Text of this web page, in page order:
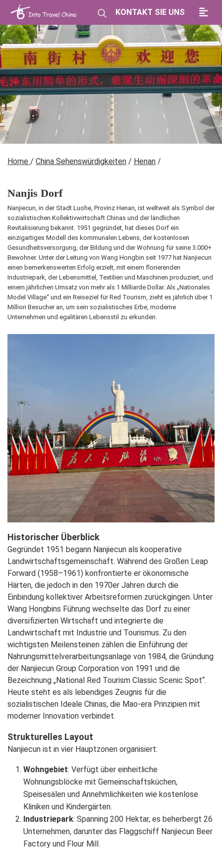
KONTAKT SIE UNS
Home / China Sehenswürdigkeiten / Henan /
Nanjis Dorf
Nanjiecun, in der Stadt Luohe, Provinz Henan, ist weltweit als Symbol der
sozialistischen Kollektivwirtschaft Chinas und der ländlichen
Revitalisierung bekannt. 1951 gegründet, hat dieses Dorf ein
einzigartiges Modell des kommunalen Lebens, der kostenlosen
Gesundheitsversorgung, der Bildung und der Wohnung für seine 3.000+
Bewohner. Unter der Leitung von Wang Hongbin seit 1977 hat Nanjiecun
einen bemerkenswerten Erfolg erzielt, mit einem florierenden
Industriepark, der Lebensmittel, Textilien und Maschinen produziert, und
einem jährlichen Umsatz von mehr als 1 Milliarde Dollar. Als „Nationales
Model Village“ und ein Reiseziel für Red Tourism, zieht es jährlich über 1
Million Besucher an, um sein sozialistisches Erbe, moderne
Unternehmen und egalitären Lebensstil zu erkunden.
Historischer Überblick
Gegründet 1951 begann Nanjiecun als kooperative
Landwirtschaftsgemeinschaft. Während des Großen Leap
Forward (1958–1961) konfrontierte er ökonomische
Härten, die jedoch in den 1970er Jahren durch die
Einbindung kollektiver Arbeitsreformen zurückgingen. Unter
Wang Hongbins Führung wechselte das Dorf zu einer
diversifizierten Wirtschaft und integrierte die
Landwirtschaft mit Industrie und Tourismus. Zu den
wichtigsten Meilensteinen zählen die Einführung der
Nahrungsmittelverarbeitungsanlage von 1984, die Gründung
der Nanjiecun Group Corporation von 1991 und die
Bezeichnung „National Red Tourism Classic Scenic Spot“.
Heute steht es als lebendiges Zeugnis für die
sozialistischen Ideale Chinas, die Mao-era Prinzipien mit
moderner Innovation verbindet.
Strukturelles Layout
Nanjiecun ist in vier Hauptzonen organisiert:
Wohngebiet: Verfügt über einheitliche
Wohnungsblöcke mit Gemeinschaftsküchen,
Speisesälen und Annehmlichkeiten wie kostenlose
Kliniken und Kindergärten.
Industriepark: Spanning 200 Hektar, es beherbergt 26
Unternehmen, darunter das Flaggschiff Nanjiecun Beer
Factory und Flour Mill.